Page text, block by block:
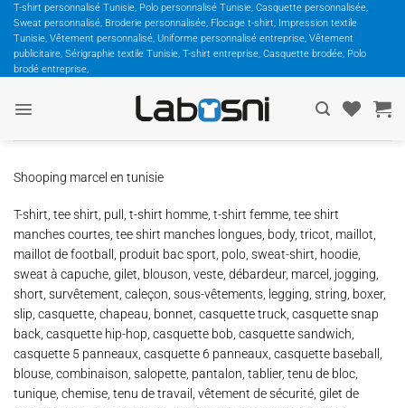
Passer
contenu
T-shirt personnalisé Tunisie, Polo personnalisé Tunisie, Casquette personnalisée,
Sweat personnalisé, Broderie personnalisée, Flocage t-shirt, Impression textile
Tunisie, Vêtement personnalisé, Uniforme personnalisé entreprise, Vêtement
publicitaire, Sérigraphie textile Tunisie, T-shirt entreprise, Casquette brodée, Polo
brodé entreprise,
Shooping marcel en tunisie
T-shirt, tee shirt, pull, t-shirt homme, t-shirt femme, tee shirt
manches courtes, tee shirt manches longues, body, tricot, maillot,
maillot de football, produit bac sport, polo, sweat-shirt, hoodie,
sweat à capuche, gilet, blouson, veste, débardeur, marcel, jogging,
short, survêtement, caleçon, sous-vêtements, legging, string, boxer,
slip, casquette, chapeau, bonnet, casquette truck, casquette snap
back, casquette hip-hop, casquette bob, casquette sandwich,
casquette 5 panneaux, casquette 6 panneaux, casquette baseball,
blouse, combinaison, salopette, pantalon, tablier, tenu de bloc,
tunique, chemise, tenu de travail, vêtement de sécurité, gilet de